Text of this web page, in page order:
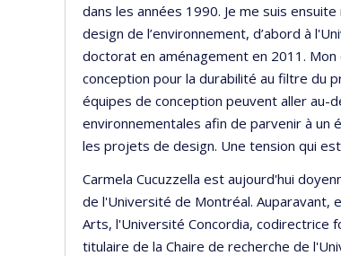
dans les années 1990. Je me suis
design de l’environnement, d’abord à
doctorat en aménagement en 2011.
conception pour la durabilité au filtre du
équipes de conception peuvent aller au-
environnementales afin de parvenir à
les projets de design. Une tension qui
Carmela Cucuzzella est aujourd'hui
de l'Université de Montréal.
Arts, l'Université Concordia, codirectrice
titulaire de la Chaire de recherche de